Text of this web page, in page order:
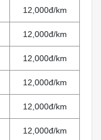
12,000đ/km
12,000đ/km
12,000đ/km
12,000đ/km
12,000đ/km
12,000đ/km